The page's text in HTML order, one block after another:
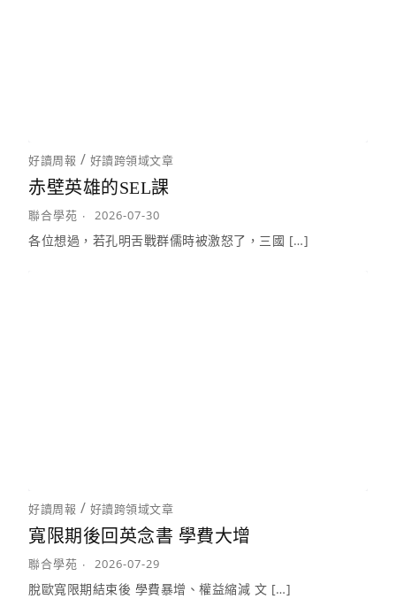
好讀周報 / 好讀跨領域文章
赤壁英雄的SEL課
聯合學苑 2026-07-30
各位想過，若孔明舌戰群儒時被激怒了，三國 […]
好讀周報 / 好讀跨領域文章
寬限期後回英念書 學費大增
聯合學苑 2026-07-29
脫歐寬限期結束後 學費暴增、權益縮減 文 […]